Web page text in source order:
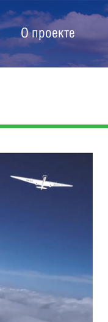
О проекте